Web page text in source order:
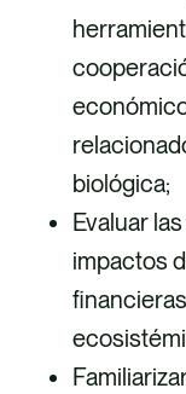
biológica;
Evaluar
impactos